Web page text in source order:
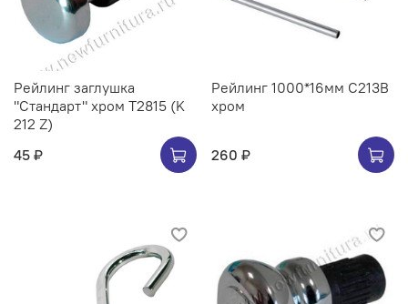
Рейлинг заглушка
"Стандарт" хром Т2815 (K
212 Z)
45 ₽
Рейлинг 1000*16мм C213B
хром
260 ₽